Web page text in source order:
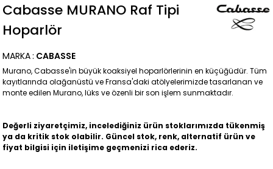
Cabasse MURANO Raf Tipi
Hoparlör
MARKA: CABASSE
Murano, Cabasse'in büyük koaksiyel hoparlörlerinin en küçüğüdür. Tüm
kayıtlarında olağanüstü ve Fransa'daki atölyelerimizde tasarlanan ve
monte edilen Murano, lüks ve özenli bir son işlem sunmaktadır.
Değerli ziyaretçimiz, incelediğiniz ürün stoklarımızda tükenmiş
ya da kritik stok olabilir. Güncel stok, renk, alternatif ürün ve
fiyat bilgisi için iletişime geçmenizi rica ederiz.